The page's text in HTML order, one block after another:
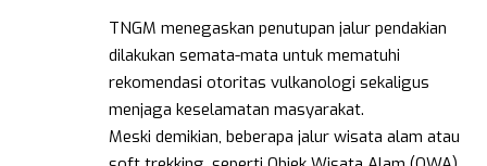
TNGM menegaskan penutupan jalur pendakian
dilakukan semata-mata untuk mematuhi
rekomendasi otoritas vulkanologi sekaligus
menjaga keselamatan masyarakat.
Meski demikian, beberapa jalur wisata alam atau